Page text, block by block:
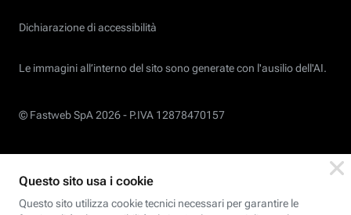
Dichiarazione di accessibilità
Le immagini all’interno del sito sono generate con l'ausilio dell'AI.
© Fastweb SpA 2026 - P.IVA 12878470157